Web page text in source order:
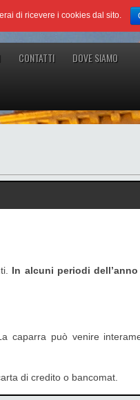
CONTATTI DOVE SIAMO
In alcuni periodi
caparra può venire
di credito o bancomat.
di ricevere i cookies dal sito.